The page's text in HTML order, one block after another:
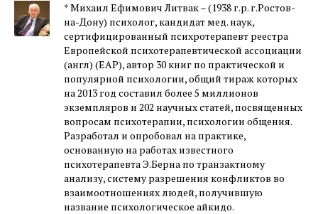
* Михаил Ефимович Литвак – (1938 г.р. г.Ростов-
на-Дону) психолог, кандидат мед. наук,
сертифицированный психротерапевт реестра
Европейской психотерапевтической ассоциации
(англ) (EAP), автор 30 книг по практической и
популярной психологии, общий тираж которых
на 2013 год составил более 5 миллионов
экземпляров и 202 научных статей, посвященных
вопросам психотерапии, психологии общения.
Разработал и опробовал на практике,
основанную на работах известного
психотерапевта Э.Берна по транзактному
анализу, систему разрешения конфликтов во
взаимоотношениях людей, получившую
название психологическое айкидо.